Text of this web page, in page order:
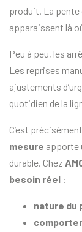
produit. La
apparaissent là
Peu à peu, les
Les reprises
ajustements
quotidien de la
C’est
mesure apporte
durable. Chez
besoin réel :
nature du